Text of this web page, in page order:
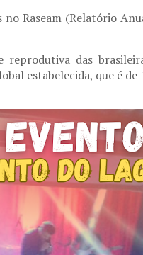
Raseam (Relatório
das
estabelecida, que é